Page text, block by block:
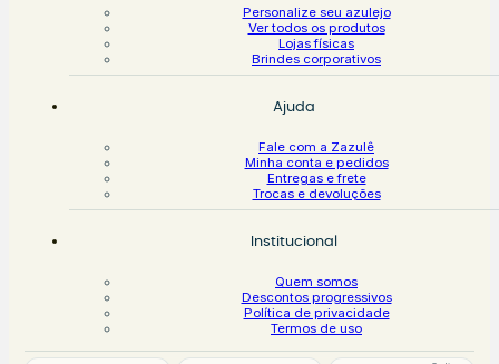
Personalize seu azulejo
Ver todos os produtos
Lojas físicas
Brindes corporativos
Ajuda
Fale com a Zazulê
Minha conta e pedidos
Entregas e frete
Trocas e devoluções
Institucional
Quem somos
Descontos progressivos
Política de privacidade
Termos de uso